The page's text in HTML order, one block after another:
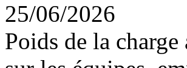
25/06/2026
Poids de la